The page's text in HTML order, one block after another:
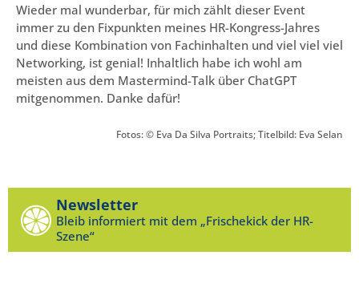
Wieder mal wunderbar, für mich zählt dieser Event
immer zu den Fixpunkten meines HR-Kongress-Jahres
und diese Kombination von Fachinhalten und viel viel viel
Networking, ist genial! Inhaltlich habe ich wohl am
meisten aus dem Mastermind-Talk über ChatGPT
mitgenommen. Danke dafür!
Fotos: © Eva Da Silva Portraits; Titelbild: Eva Selan
Newsletter
Bleib informiert mit dem „Frischekick der HR-
Szene“